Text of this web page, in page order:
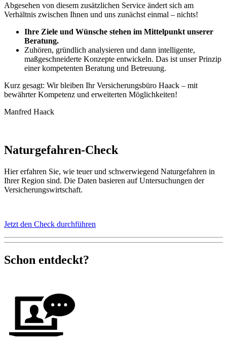
Abgesehen von diesem zusätzlichen Service ändert sich am
Verhältnis zwischen Ihnen und uns zunächst einmal – nichts!
Ihre Ziele und Wünsche stehen im Mittelpunkt unserer
Beratung.
Zuhören, gründlich analysieren und dann intelligente,
maßgeschneiderte Konzepte entwickeln. Das ist unser Prinzip
einer kompetenten Beratung und Betreuung.
Kurz gesagt: Wir bleiben Ihr Versicherungsbüro Haack – mit
bewährter Kompetenz und erweiterten Möglichkeiten!
Manfred Haack
Naturgefahren-Check
Hier erfahren Sie, wie teuer und schwerwiegend Naturgefahren in
Ihrer Region sind. Die Daten basieren auf Untersuchungen der
Versicherungswirtschaft.
Jetzt den Check durchführen
Schon entdeckt?